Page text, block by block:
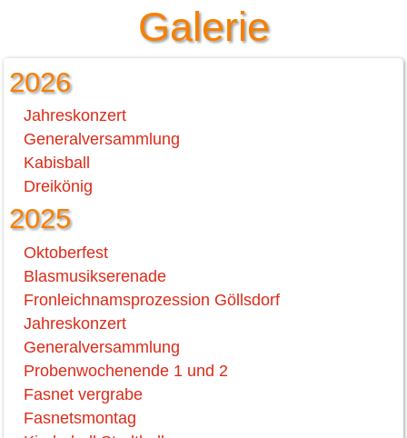
Galerie
2026
Jahreskonzert
Generalversammlung
Kabisball
Dreikönig
2025
Oktoberfest
Blasmusikserenade
Fronleichnamsprozession Göllsdorf
Jahreskonzert
Generalversammlung
Probenwochenende 1 und 2
Fasnet vergrabe
Fasnetsmontag